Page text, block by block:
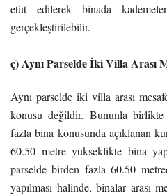
etüt edilerek binada
gerçekleştirilebilir.
ç) Aynı Parselde İki Villa Arası
Aynı parselde iki villa arası
konusu değildir. Bununla
fazla bina konusunda açıklanan
60.50 metre yükseklikte bina
parselde birden fazla 60.50
yapılması halinde, binalar arası